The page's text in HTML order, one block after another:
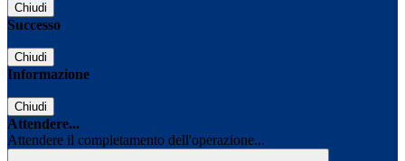
Chiudi
Successo
Chiudi
Informazione
Chiudi
Attendere...
Attendere il completamento dell'operazione...